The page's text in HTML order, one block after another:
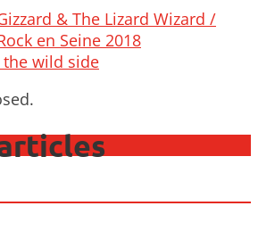
& The Lizard Wizard /
en Seine 2018
the wild side